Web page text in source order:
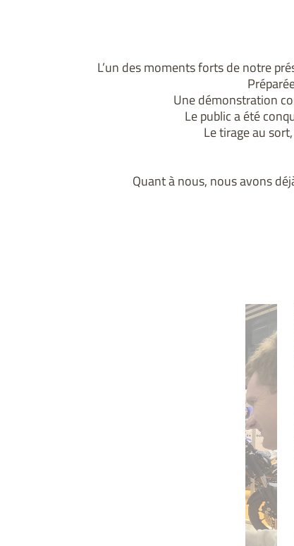
L’un des moments forts de notre
Une démonstration
Le public a été
Le tirage au
Quant à nous, nous avons